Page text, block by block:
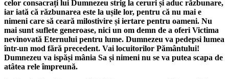
celor consacrați lui Dumnezeu strig la ceruri și aduc răzbunare,
iar iată că răzbunarea este la ușile lor, pentru că nu mai e
nimeni care să ceară milostivire și iertare pentru oameni. Nu
mai sunt suflete generoase, nici un om demn de a oferi Victima
nevinovată Eternului pentru lume. Dumnezeu va pedepsi lumea
într-un mod fără precedent. Vai locuitorilor Pământului!
Dumnezeu va ispăși mânia Sa și nimeni nu se va putea scapa de
atâtea rele împreună.